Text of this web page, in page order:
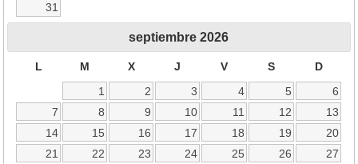
31
septiembre 2026
L M X J V S
D
1
2 3 4 5
6
7
8 9 10 11 12
13
14
15 16 17 18 19
20
21
22 23 24 25 26
27